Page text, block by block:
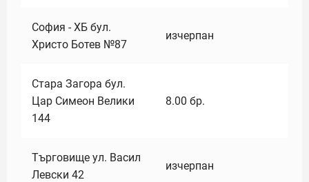
София - ХБ бул.
Христо Ботев №87
изчерпан
Стара Загора бул.
Цар Симеон Велики
144
8.00 бр.
Търговище ул. Васил
Левски 42
изчерпан